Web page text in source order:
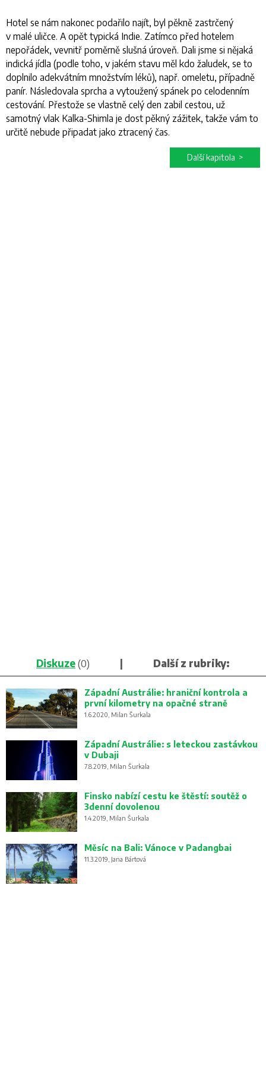
Hotel se nám nakonec podařilo najít, byl pěkně zastrčený
v malé uličce. A opět typická Indie. Zatímco před hotelem
nepořádek, vevnitř poměrně slušná úroveň. Dali jsme si nějaká
indická jídla (podle toho, v jakém stavu měl kdo žaludek, se to
doplnilo adekvátním množstvím léků), např. omeletu, případně
panír. Následovala sprcha a vytoužený spánek po celodenním
cestování. Přestože se vlastně celý den zabil cestou, už
samotný vlak Kalka-Shimla je dost pěkný zážitek, takže vám to
určitě nebude připadat jako ztracený čas.
Další kapitola
Diskuze(0) | Další z rubriky:
Západní Austrálie: hraniční kontrola a
první kilometry na opačné straně
1.6.2020, Milan Šurkala
Západní Austrálie: s leteckou zastávkou
v Dubaji
7.8.2019, Milan Šurkala
Finsko nabízí cestu ke štěstí: soutěž o
3denní dovolenou
1.4.2019, Milan Šurkala
Měsíc na Bali: Vánoce v Padangbai
11.3.2019, Jana Bártová